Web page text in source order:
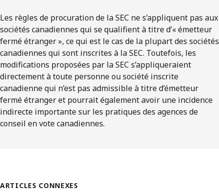
Les règles de procuration de la SEC ne s’appliquent pas aux
sociétés canadiennes qui se qualifient à titre d’« émetteur
fermé étranger », ce qui est le cas de la plupart des sociétés
canadiennes qui sont inscrites à la SEC. Toutefois, les
modifications proposées par la SEC s’appliqueraient
directement à toute personne ou société inscrite
canadienne qui n’est pas admissible à titre d’émetteur
fermé étranger et pourrait également avoir une incidence
indirecte importante sur les pratiques des agences de
conseil en vote canadiennes.
ARTICLES CONNEXES